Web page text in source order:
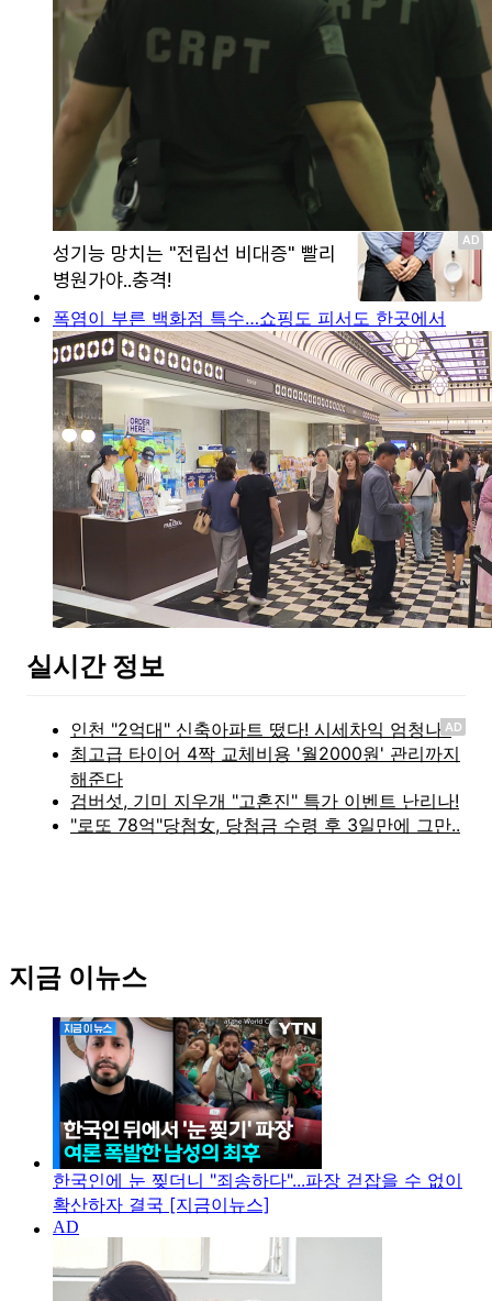
폭염이 부른 백화점 특수…쇼핑도 피서도 한곳에서
실시간 정보
AD
지금 이뉴스
한국인에 눈 찢더니 "죄송하다"...파장 걷잡을 수 없이
확산하자 결국 [지금이뉴스]